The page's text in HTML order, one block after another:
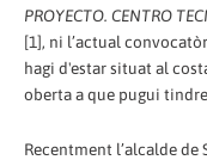
PROYECTO. CENTRO
[1], ni l’actual
hagi d'estar situat al
oberta a que pugui
Recentment l’alcalde de